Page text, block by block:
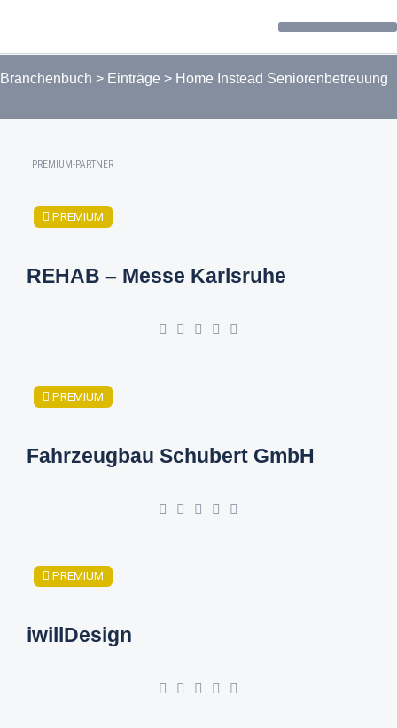
Branchenbuch > Einträge > Home Instead Seniorenbetreuung
PREMIUM-PARTNER
PREMIUM
REHAB – Messe Karlsruhe
PREMIUM
Fahrzeugbau Schubert GmbH
PREMIUM
iwillDesign